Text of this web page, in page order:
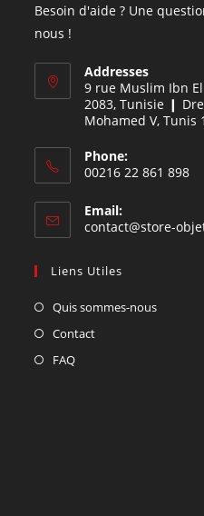
Besoin d'aide ? Une
nous !
Addresses
9 rue Muslim Ibn
2083, Tunisie ❙
Mohamed V, Tunis
Phone:
00216 22 861 898
Email:
contact@store-
Liens Utiles
Quis sommes-nous
Contact
FAQ